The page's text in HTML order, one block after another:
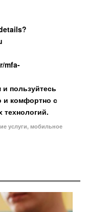
mfa-
пользуйтесь
и комфортно с
услуги, мобильное